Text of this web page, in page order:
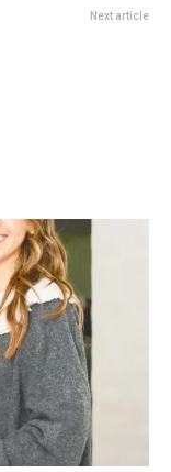
Next article